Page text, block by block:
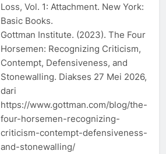
Loss, Vol. 1: Attachment. New York:
Basic Books.
Gottman Institute. (2023). The Four
Horsemen: Recognizing Criticism,
Contempt, Defensiveness, and
Stonewalling. Diakses 27 Mei 2026,
dari
https://www.gottman.com/blog/the-
four-horsemen-recognizing-
criticism-contempt-defensiveness-
and-stonewalling/